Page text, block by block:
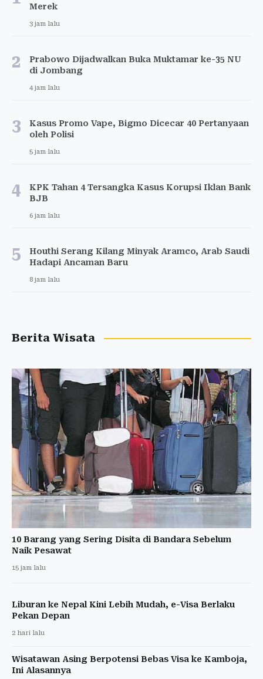
Merek
3 jam lalu
2
Prabowo Dijadwalkan Buka Muktamar ke-35 NU
di Jombang
4 jam lalu
3
Kasus Promo Vape, Bigmo Dicecar 40 Pertanyaan
oleh Polisi
5 jam lalu
4
KPK Tahan 4 Tersangka Kasus Korupsi Iklan Bank
BJB
6 jam lalu
5
Houthi Serang Kilang Minyak Aramco, Arab Saudi
Hadapi Ancaman Baru
8 jam lalu
Berita Wisata
10 Barang yang Sering Disita di Bandara Sebelum
Naik Pesawat
15 jam lalu
Liburan ke Nepal Kini Lebih Mudah, e-Visa Berlaku
Pekan Depan
2 hari lalu
Wisatawan Asing Berpotensi Bebas Visa ke Kamboja,
Ini Alasannya